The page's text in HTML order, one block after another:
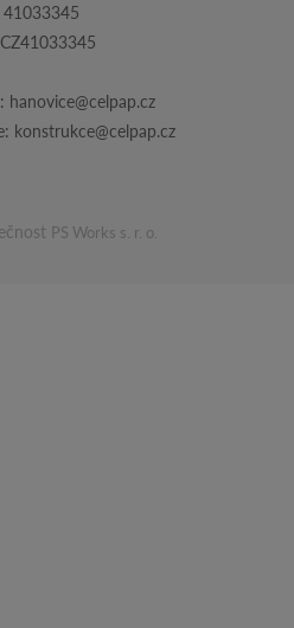
41033345
hanovice@celpap.cz
konstrukce@celpap.cz
PS Works s. r. o.